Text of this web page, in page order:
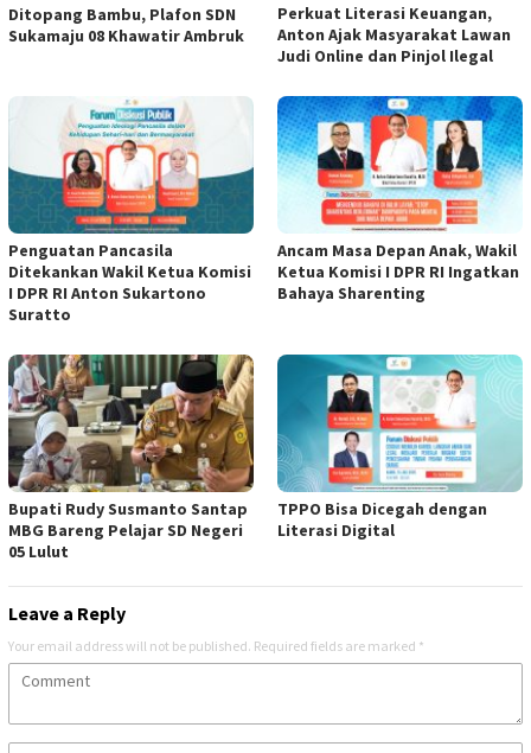
Ditopang Bambu, Plafon SDN
Sukamaju 08 Khawatir Ambruk
Perkuat Literasi Keuangan,
Anton Ajak Masyarakat Lawan
Judi Online dan Pinjol Ilegal
Penguatan Pancasila
Ditekankan Wakil Ketua Komisi
I DPR RI Anton Sukartono
Suratto
Ancam Masa Depan Anak, Wakil
Ketua Komisi I DPR RI Ingatkan
Bahaya Sharenting
Bupati Rudy Susmanto Santap
MBG Bareng Pelajar SD Negeri
05 Lulut
TPPO Bisa Dicegah dengan
Literasi Digital
Leave a Reply
Your email address will not be published. Required fields are marked *